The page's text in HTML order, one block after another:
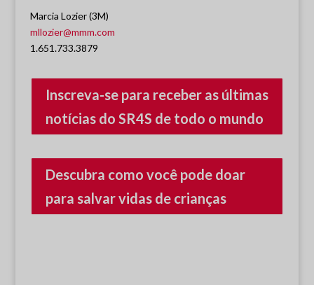
Marcia Lozier (3M)
mllozier@mmm.com
1.651.733.3879
Inscreva-se para receber as últimas
notícias do SR4S de todo o mundo
Descubra como você pode doar
para salvar vidas de crianças